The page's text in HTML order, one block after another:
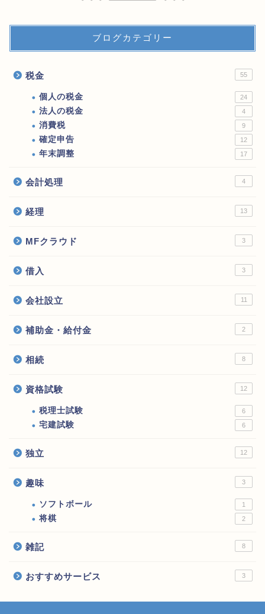
ブログカテゴリー
税金 55
個人の税金 24
法人の税金 4
消費税 9
確定申告 12
年末調整 17
会計処理 4
経理 13
MFクラウド 3
借入 3
会社設立 11
補助金・給付金 2
相続 8
資格試験 12
税理士試験 6
宅建試験 6
独立 12
趣味 3
ソフトボール 1
将棋 2
雑記 8
おすすめサービス 3